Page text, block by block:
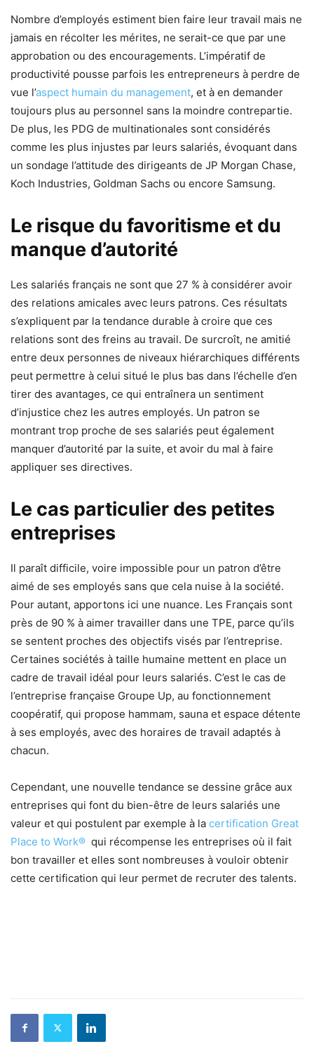
Nombre d’employés estiment bien faire leur travail mais ne
jamais en récolter les mérites, ne serait-ce que par une
approbation ou des encouragements. L’impératif de
productivité pousse parfois les entrepreneurs à perdre de
vue l’aspect humain du management, et à en demander
toujours plus au personnel sans la moindre contrepartie.
De plus, les PDG de multinationales sont considérés
comme les plus injustes par leurs salariés, évoquant dans
un sondage l’attitude des dirigeants de JP Morgan Chase,
Koch Industries, Goldman Sachs ou encore Samsung.
Le risque du favoritisme et du
manque d’autorité
Les salariés français ne sont que 27 % à considérer avoir
des relations amicales avec leurs patrons. Ces résultats
s’expliquent par la tendance durable à croire que ces
relations sont des freins au travail. De surcroît, ne amitié
entre deux personnes de niveaux hiérarchiques différents
peut permettre à celui situé le plus bas dans l’échelle d’en
tirer des avantages, ce qui entraînera un sentiment
d’injustice chez les autres employés. Un patron se
montrant trop proche de ses salariés peut également
manquer d’autorité par la suite, et avoir du mal à faire
appliquer ses directives.
Le cas particulier des petites
entreprises
Il paraît difficile, voire impossible pour un patron d’être
aimé de ses employés sans que cela nuise à la société.
Pour autant, apportons ici une nuance. Les Français sont
près de 90 % à aimer travailler dans une TPE, parce qu’ils
se sentent proches des objectifs visés par l’entreprise.
Certaines sociétés à taille humaine mettent en place un
cadre de travail idéal pour leurs salariés. C’est le cas de
l’entreprise française Groupe Up, au fonctionnement
coopératif, qui propose hammam, sauna et espace détente
à ses employés, avec des horaires de travail adaptés à
chacun.
Cependant, une nouvelle tendance se dessine grâce aux
entreprises qui font du bien-être de leurs salariés une
valeur et qui postulent par exemple à la certification Great
Place to Work® qui récompense les entreprises où il fait
bon travailler et elles sont nombreuses à vouloir obtenir
cette certification qui leur permet de recruter des talents.